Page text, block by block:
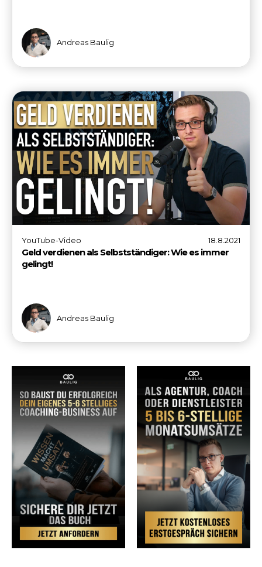
Andreas Baulig
YouTube-Video 18.8.2021
Geld verdienen als Selbstständiger: Wie es immer
gelingt!
Andreas Baulig